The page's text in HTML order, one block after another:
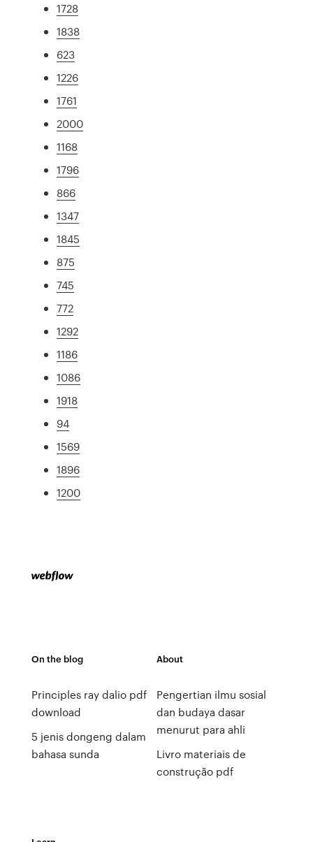
1728
1838
623
1226
1761
2000
1168
1796
866
1347
1845
875
745
772
1292
1186
1086
1918
94
1569
1896
1200
On the blog
Principles ray dalio pdf
download
5 jenis dongeng dalam
bahasa sunda
About
Pengertian ilmu sosial
dan budaya dasar
menurut para ahli
Livro materiais de
construção pdf